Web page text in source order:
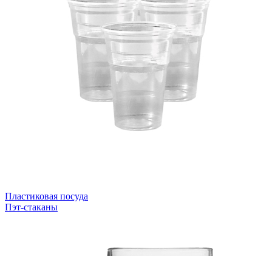
Пластиковая посуда
Пэт-стаканы